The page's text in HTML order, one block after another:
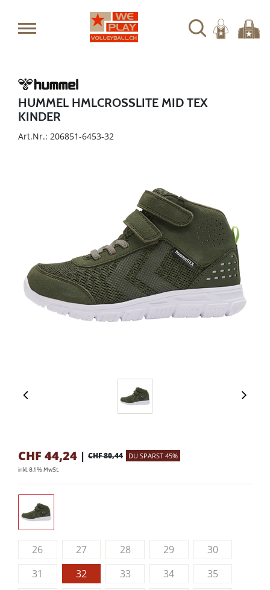
HUMMEL HMLCROSSLITE MID TEX
KINDER
Art.Nr.: 206851-6453-32
CHF 44,24 | CHF 80,44 DU SPARST 45%
inkl. 8.1 % MwSt.
26 27 28 29
30
31
32 33 34
35